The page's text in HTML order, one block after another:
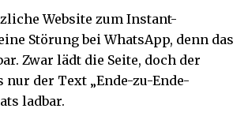
Website zum Instant-
Störung bei WhatsApp, denn das
Zwar lädt die Seite, doch der
der Text „Ende-zu-Ende-
ladbar.